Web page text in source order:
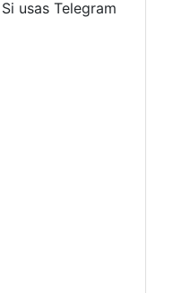
Si usas Telegram